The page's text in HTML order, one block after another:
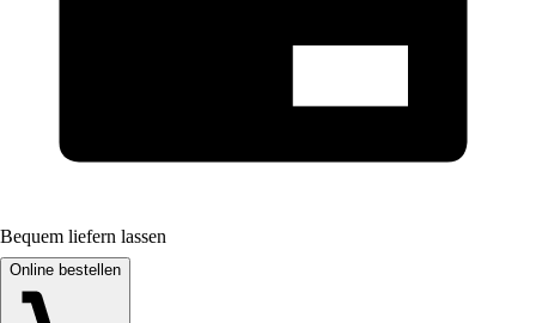
Bequem liefern lassen
Online bestellen